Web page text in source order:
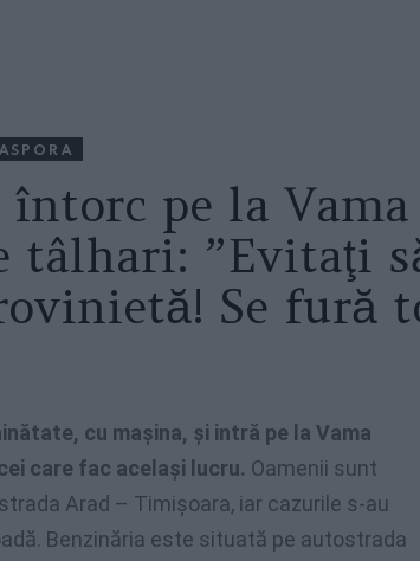
pe la Vama
tâlhari: ”Evitaţi
Se fură
cu maşina, şi intră pe la Vama
care fac acelaşi lucru. Oamenii sunt
Arad – Timişoara, iar cazurile s-au
Benzinăria este situată pe autostrada